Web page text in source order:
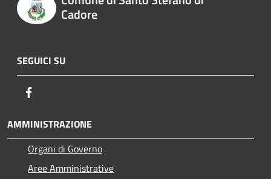
Cadore
SEGUICI SU
AMMINISTRAZIONE
Organi di Governo
Aree Amministrative